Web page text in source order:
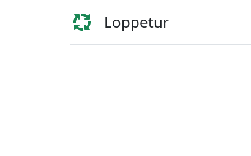
Loppetur